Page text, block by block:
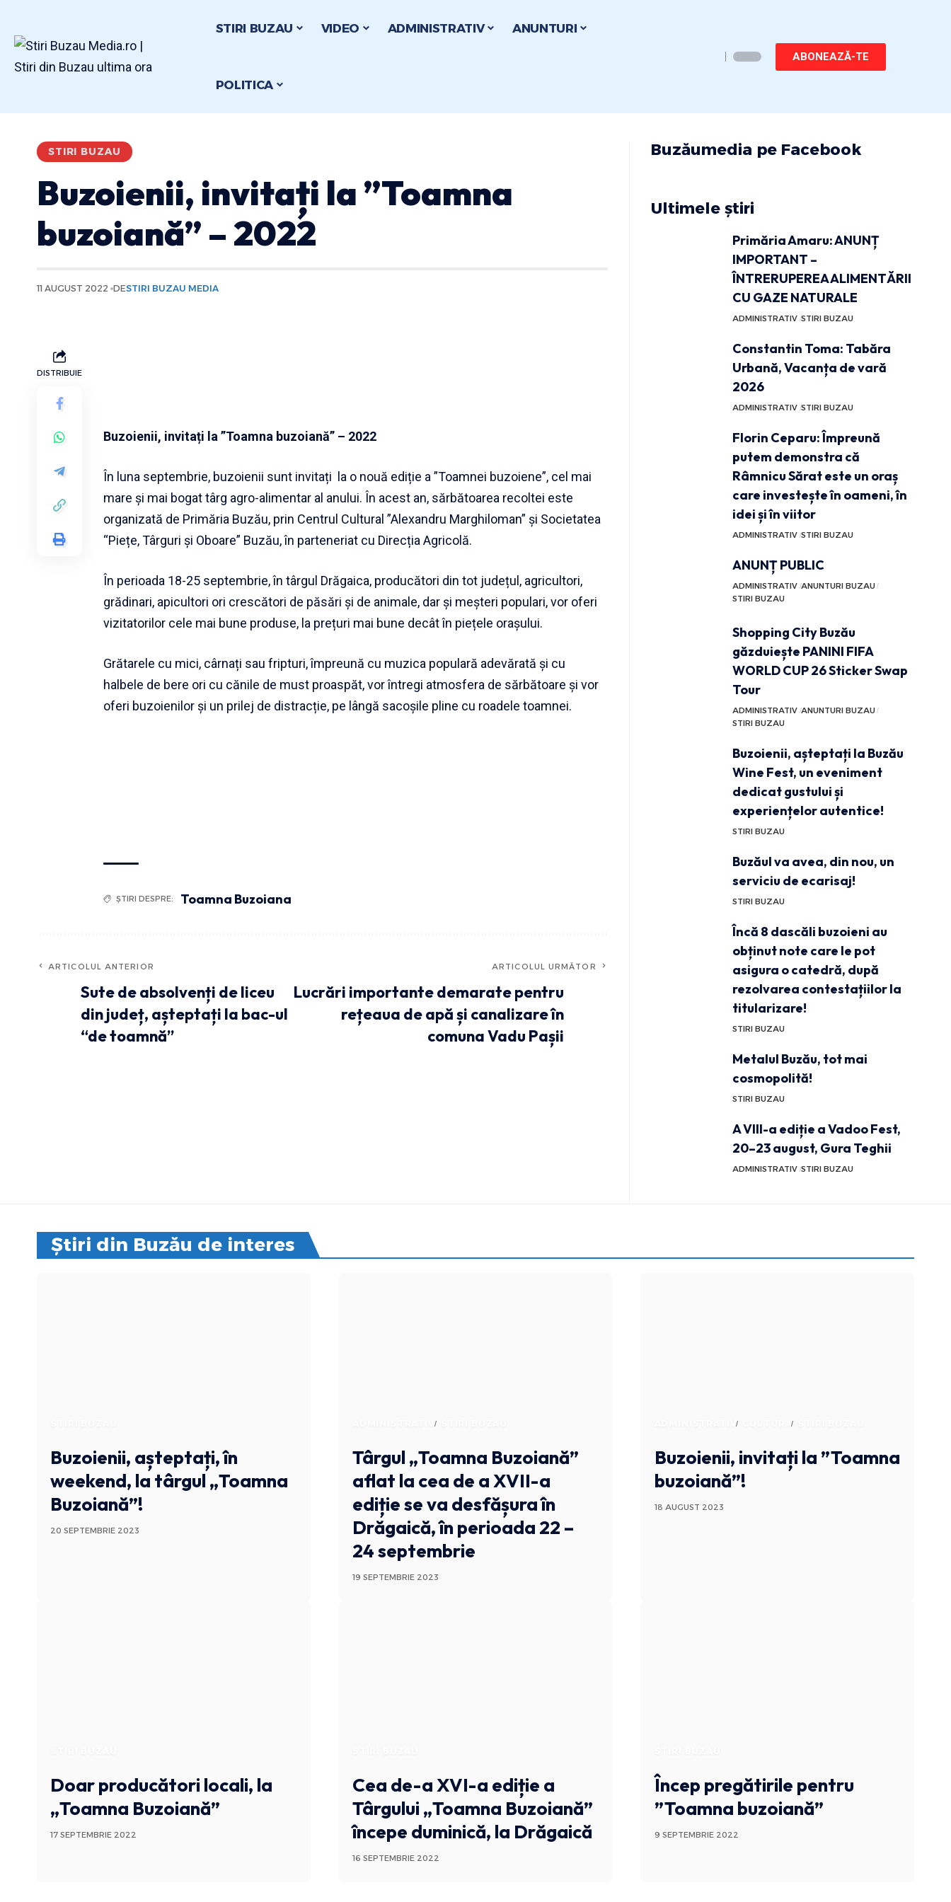
STIRI BUZAU VIDEO ADMINISTRATIV ANUNTURI
POLITICA
ABONEAZĂ-TE
STIRI BUZAU
Buzoienii, invitați la ”Toamna
buzoiană” – 2022
11 AUGUST 2022 DESTIRI BUZAU MEDIA
DISTRIBUIE
Buzoienii, invitați la ”Toamna buzoiană” – 2022
În luna septembrie, buzoienii sunt invitați la o nouă ediție a ”Toamnei buzoiene”, cel mai
mare și mai bogat târg agro-alimentar al anului. În acest an, sărbătoarea recoltei este
organizată de Primăria Buzău, prin Centrul Cultural ”Alexandru Marghiloman” și Societatea
“Piețe, Târguri și Oboare” Buzău, în parteneriat cu Direcția Agricolă.
În perioada 18-25 septembrie, în târgul Drăgaica, producători din tot județul, agricultori,
grădinari, apicultori ori crescători de păsări și de animale, dar și meșteri populari, vor oferi
vizitatorilor cele mai bune produse, la prețuri mai bune decât în piețele orașului.
Grătarele cu mici, cârnați sau fripturi, împreună cu muzica populară adevărată și cu
halbele de bere ori cu cănile de must proaspăt, vor întregi atmosfera de sărbătoare și vor
oferi buzoienilor și un prilej de distracție, pe lângă sacoșile pline cu roadele toamnei.
ȘTIRI DESPRE: Toamna Buzoiana
ARTICOLUL ANTERIOR
Sute de absolvenți de liceu
din județ, așteptați la bac-ul
“de toamnă”
ARTICOLUL URMĂTOR
Lucrări importante demarate pentru
rețeaua de apă și canalizare în
comuna Vadu Pașii
Buzăumedia pe Facebook
Ultimele știri
Primăria Amaru: ANUNȚ
IMPORTANT –
ÎNTRERUPEREA ALIMENTĂRII
CU GAZE NATURALE
ADMINISTRATIV STIRI BUZAU
Constantin Toma: Tabăra
Urbană, Vacanța de vară
2026
ADMINISTRATIV STIRI BUZAU
Florin Ceparu: Împreună
putem demonstra că
Râmnicu Sărat este un oraș
care investește în oameni, în
idei și în viitor
ADMINISTRATIV STIRI BUZAU
ANUNȚ PUBLIC
ADMINISTRATIV ANUNTURI BUZAU
STIRI BUZAU
Shopping City Buzău
găzduiește PANINI FIFA
WORLD CUP 26 Sticker Swap
Tour
ADMINISTRATIV ANUNTURI BUZAU
STIRI BUZAU
Buzoienii, așteptați la Buzău
Wine Fest, un eveniment
dedicat gustului și
experiențelor autentice!
STIRI BUZAU
Buzăul va avea, din nou, un
serviciu de ecarisaj!
STIRI BUZAU
Încă 8 dascăli buzoieni au
obținut note care le pot
asigura o catedră, după
rezolvarea contestațiilor la
titularizare!
STIRI BUZAU
Metalul Buzău, tot mai
cosmopolită!
STIRI BUZAU
A VIII-a ediție a Vadoo Fest,
20–23 august, Gura Teghii
ADMINISTRATIV STIRI BUZAU
Știri din Buzău de interes
Buzoienii, așteptați, în
weekend, la târgul „Toamna
Buzoiană”!
20 SEPTEMBRIE 2023
ADMINISTRATIV
Târgul „Toamna Buzoiană”
aflat la cea de a XVII-a
ediție se va desfășura în
Drăgaică, în perioada 22 –
24 septembrie
19 SEPTEMBRIE 2023
ADMINISTRATIV CULTURA
Buzoienii, invitați la ”Toamna
buzoiană”!
18 AUGUST 2023
Doar producători locali, la
„Toamna Buzoiană”
17 SEPTEMBRIE 2022
Cea de-a XVI-a ediție a
Târgului „Toamna Buzoiană”
începe duminică, la Drăgaică
16 SEPTEMBRIE 2022
Încep pregătirile pentru
”Toamna buzoiană”
9 SEPTEMBRIE 2022